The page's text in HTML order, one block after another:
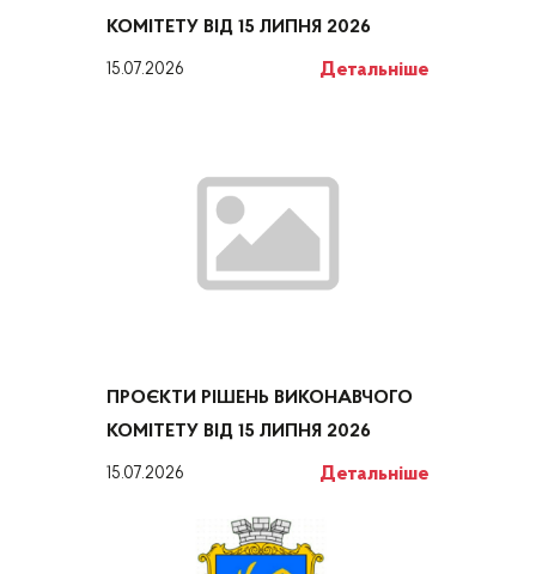
КОМІТЕТУ ВІД 15 ЛИПНЯ 2026
15.07.2026 Детальніше
ПРОЄКТИ РІШЕНЬ ВИКОНАВЧОГО
КОМІТЕТУ ВІД 15 ЛИПНЯ 2026
15.07.2026 Детальніше